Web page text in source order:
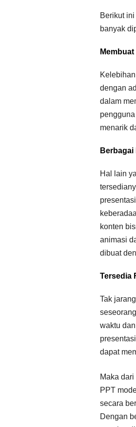
Berikut
banyak
dengan
dalam
menarik
Berbagai
Hal lain
konten
animasi
dibuat
Tersedia
Tak
waktu
dapat
Maka
PPT
secara
Dengan